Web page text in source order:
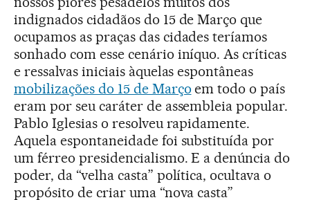
indignados cidadãos do 15 de Março que
ocupamos as praças das cidades teríamos
sonhado com esse cenário iníquo. As críticas
e ressalvas iniciais àquelas espontâneas
mobilizações do 15 de Março em todo o país
eram por seu caráter de assembleia popular.
Pablo Iglesias o resolveu rapidamente.
Aquela espontaneidade foi substituída por
um férreo presidencialismo. E a denúncia do
poder, da “velha casta” política, ocultava o
propósito de criar uma “nova casta”